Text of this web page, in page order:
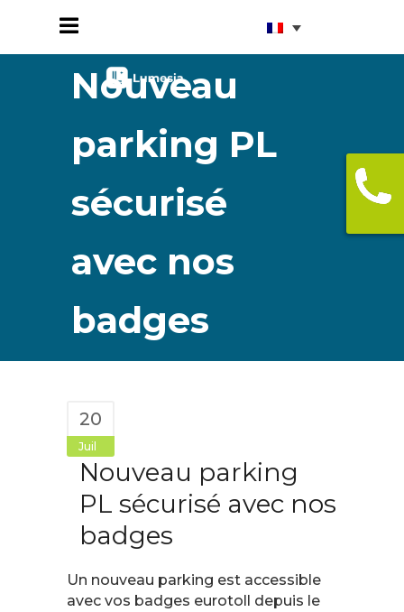
Nouveau
parking PL
sécurisé
avec nos
badges
20
Juil
Nouveau parking
PL sécurisé avec nos
badges
Un nouveau parking est accessible
avec vos badges eurotoll depuis le